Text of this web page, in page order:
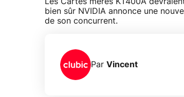
bien sûr NVIDIA annonce une
de son concurrent.
Par Vincent